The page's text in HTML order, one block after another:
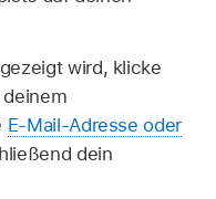
wird, klicke
deinem
E-Mail-Adresse oder
dein